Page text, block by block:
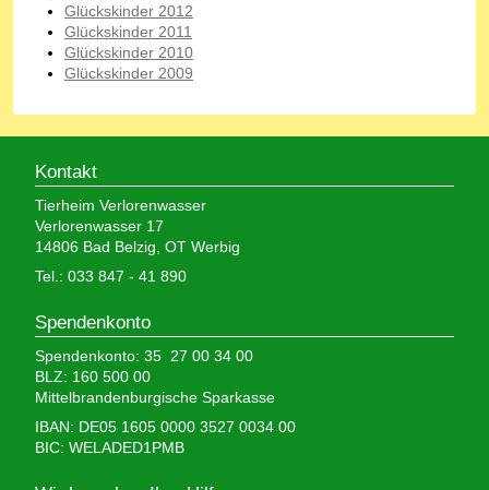
Glückskinder 2012
Glückskinder 2011
Glückskinder 2010
Glückskinder 2009
Kontakt
Tierheim Verlorenwasser
Verlorenwasser 17
14806 Bad Belzig, OT Werbig
Tel.: 033 847 - 41 890
Spendenkonto
Spendenkonto: 35 27 00 34 00
BLZ: 160 500 00
Mittelbrandenburgische Sparkasse
IBAN: DE05 1605 0000 3527 0034 00
BIC: WELADED1PMB